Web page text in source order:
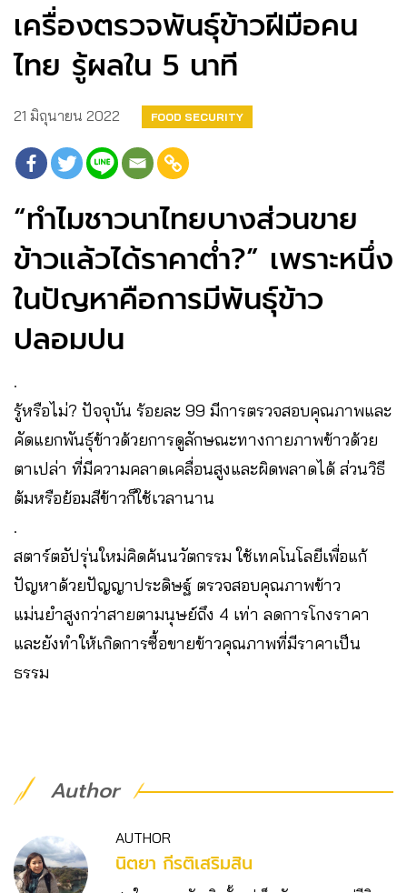
เครื่องตรวจพันธุ์ข้าวฝีมือคน
ไทย รู้ผลใน 5 นาที
21 มิถุนายน 2022 FOOD SECURITY
“ทำไมชาวนาไทยบางส่วนขาย
ข้าวแล้วได้ราคาต่ำ?” เพราะหนึ่ง
ในปัญหาคือการมีพันธุ์ข้าว
ปลอมปน
.
รู้หรือไม่? ปัจจุบัน ร้อยละ 99 มีการตรวจสอบคุณภาพและ
คัดแยกพันธุ์ข้าวด้วยการดูลักษณะทางกายภาพข้าวด้วย
ตาเปล่า ที่มีความคลาดเคลื่อนสูงและผิดพลาดได้ ส่วนวิธี
ต้มหรือย้อมสีข้าวก็ใช้เวลานาน
.
สตาร์ตอัปรุ่นใหม่คิดค้นนวัตกรรม ใช้เทคโนโลยีเพื่อแก้
ปัญหาด้วยปัญญาประดิษฐ์ ตรวจสอบคุณภาพข้าว
แม่นยำสูงกว่าสายตามนุษย์ถึง 4 เท่า ลดการโกงราคา
และยังทำให้เกิดการซื้อขายข้าวคุณภาพที่มีราคาเป็น
ธรรม
Author
AUTHOR
นิตยา กีรติเสริมสิน